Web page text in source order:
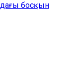
босқын